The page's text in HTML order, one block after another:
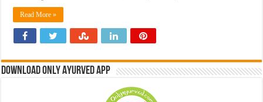
Read More »
Download Only Ayurved App